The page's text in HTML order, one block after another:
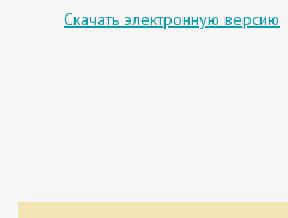
Скачать электронную версию